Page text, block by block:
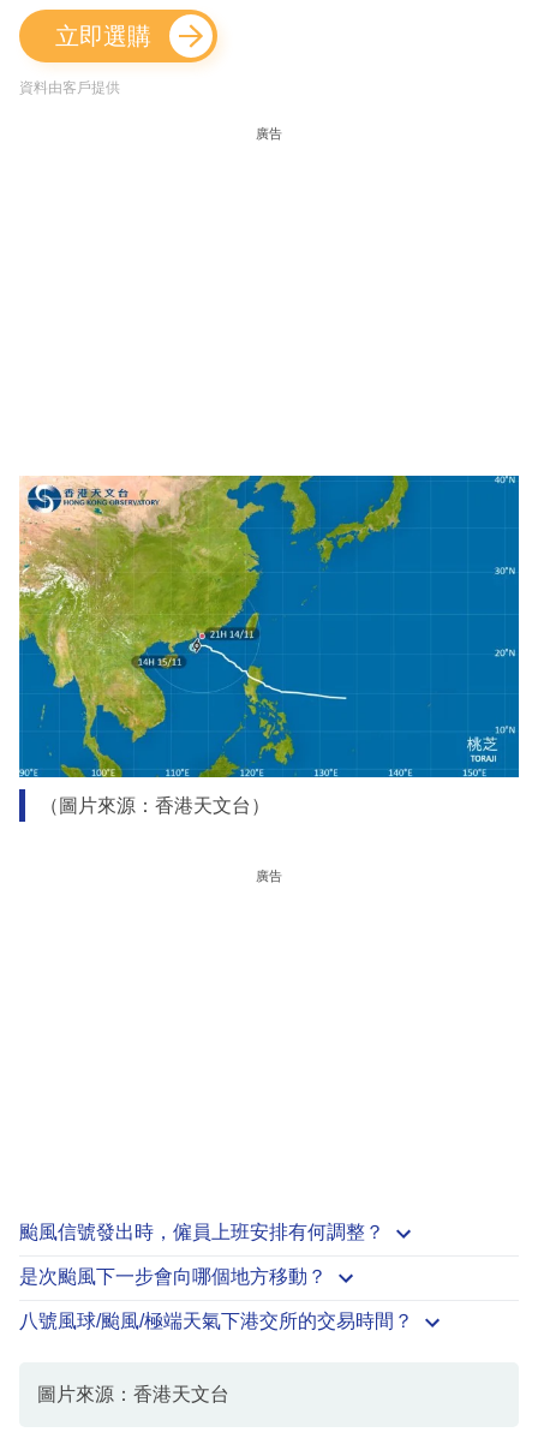
立即選購
資料由客戶提供
廣告
（圖片來源：香港天文台）
廣告
颱風信號發出時，僱員上班安排有何調整？
是次颱風下一步會向哪個地方移動？
八號風球/颱風/極端天氣下港交所的交易時間？
圖片來源：香港天文台